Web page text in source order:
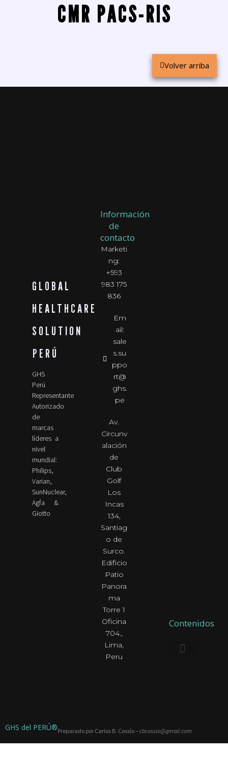
CMR PACS-RIS
Volver arriba
GLOBAL
HEALTHCARE
SOLUTION
PERÚ
GHS
Perú
Representante
Autorizado
de
marcas
líderes a
nivel
mundial:
Philips,
Varian,
SunNuclear,
Agfa &
Giotto
Información
de
contacto
Marketi
ng:
+593
983 175
836
Em
ail:
sale
s.su
ppo
rt@
ghs.
pe
Av.
Circunv
alación
de
Club
Golf
Los
Incas
134,
Santiag
o de
Surco.
Edificio
Patio
Panora
ma
Torre 1
Oficina
704.,
Lima,
Peru
Contenidos
GHS del PERÚ®Preparado por Carlos B. Cossío – cbcossio@gmail.com